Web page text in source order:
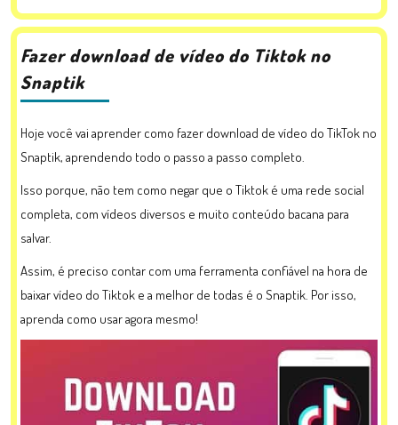
Fazer download de vídeo do Tiktok no
Snaptik
Hoje você vai aprender como fazer download de vídeo do TikTok no
Snaptik, aprendendo todo o passo a passo completo.
Isso porque, não tem como negar que o Tiktok é uma rede social
completa, com vídeos diversos e muito conteúdo bacana para
salvar.
Assim, é preciso contar com uma ferramenta confiável na hora de
baixar vídeo do Tiktok e a melhor de todas é o Snaptik. Por isso,
aprenda como usar agora mesmo!